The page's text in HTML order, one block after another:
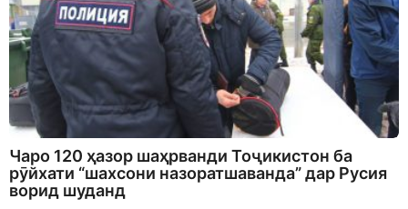
Чаро 120 ҳазор шаҳрванди Тоҷикистон ба
рӯйхати “шахсони назоратшаванда” дар Русия
ворид шуданд